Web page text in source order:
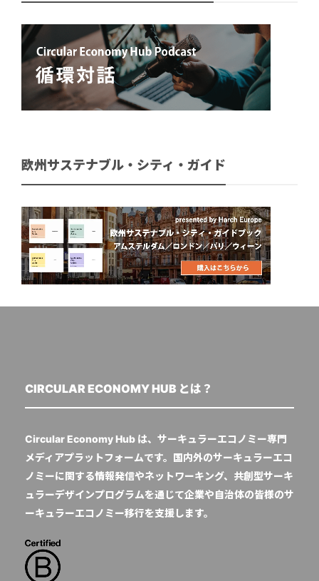
欧州サステナブル・シティ・ガイド
CIRCULAR ECONOMY HUB とは？
Circular Economy Hub は、サーキュラーエコノミー専門
メディアプラットフォームです。国内外のサーキュラーエコ
ノミーに関する情報発信やネットワーキング、共創型サーキ
ュラーデザインプログラムを通じて企業や自治体の皆様のサ
ーキュラーエコノミー移行を支援します。